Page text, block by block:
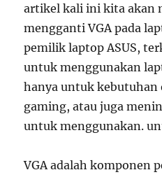
artikel kali ini kita akan
mengganti VGA pada
pemilik laptop ASUS,
untuk menggunakan
hanya untuk kebutuhan
gaming, atau juga
untuk menggunakan.
VGA adalah komponen